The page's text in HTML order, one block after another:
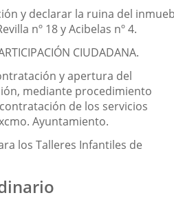
y declarar la ruina del
nº 18 y Acibelas nº 4.
CIUDADANA.
y apertura del
mediante procedimiento
de los servicios
Ayuntamiento.
los Talleres Infantiles de